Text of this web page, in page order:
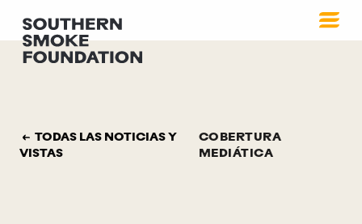
TODAS LAS NOTICIAS Y
VISTAS
COBERTURA
MEDIÁTICA